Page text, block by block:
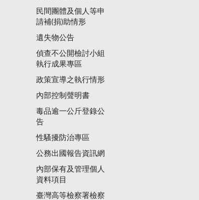
民間團體及個人等申
請補(捐)助情形
遺失物公告
偵查不公開檢討小組
執行成果專區
政策宣導之執行情形
內部控制聲明書
毒品逾一公斤登錄公
告
性騷擾防治專區
公務出國報告資訊網
內部保有及管理個人
資料項目
臺灣高等檢察署檢察